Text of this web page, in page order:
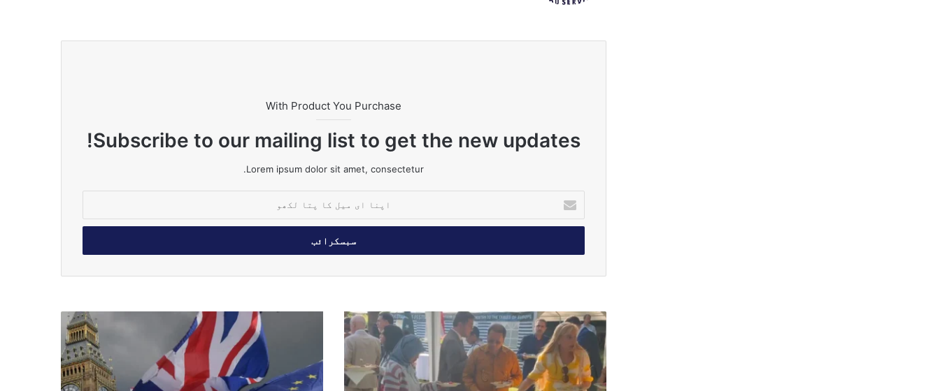
With Product You Purchase
Subscribe to our mailing list to get the new updates!
Lorem ipsum dolor sit amet, consectetur.
ن
ا
ل
ک
ا
پ
ت
ا
ن
ی
د
ر
ل
گ
ز